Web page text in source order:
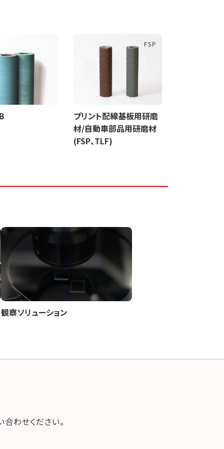
プリント配線基板用研磨
材/自動車部品用研磨材
(FSP、TLF)
観察ソリューション
わせください。